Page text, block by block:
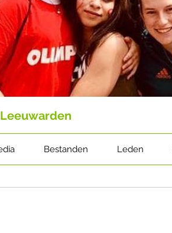
Bestanden Leden